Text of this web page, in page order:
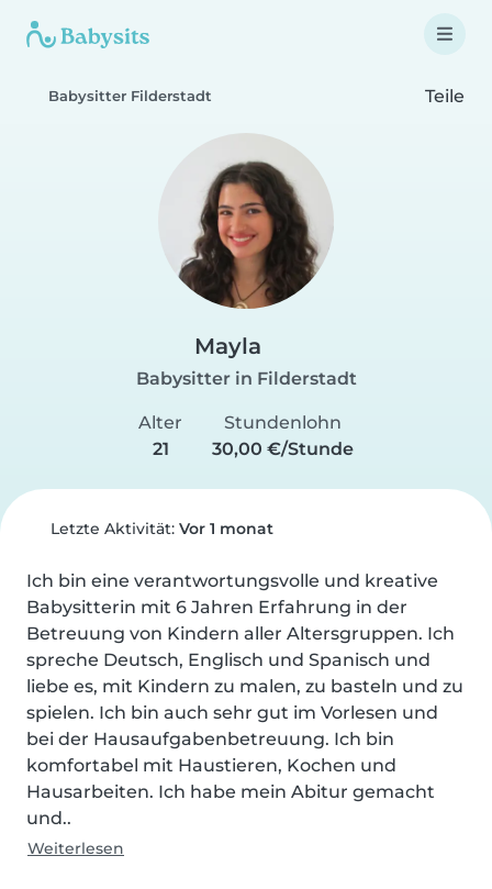
Babysitter Filderstadt Teile
Mayla
Babysitter in Filderstadt
Alter
21
Stundenlohn
30,00 €/Stunde
Letzte Aktivität: Vor 1 monat
Ich bin eine verantwortungsvolle und kreative
Babysitterin mit 6 Jahren Erfahrung in der
Betreuung von Kindern aller Altersgruppen. Ich
spreche Deutsch, Englisch und Spanisch und
liebe es, mit Kindern zu malen, zu basteln und zu
spielen. Ich bin auch sehr gut im Vorlesen und
bei der Hausaufgabenbetreuung. Ich bin
komfortabel mit Haustieren, Kochen und
Hausarbeiten. Ich habe mein Abitur gemacht
und..
Weiterlesen